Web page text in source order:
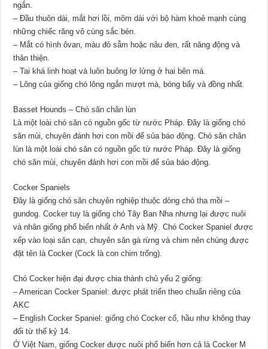
ngắn.
– Đầu thuôn dài, mắt hơi lồi, mõm dài với bộ hàm khoẻ mạnh cùng
những chiếc răng vô cùng sắc bén.
– Mắt có hình ôvan, màu đỏ sẫm hoặc nâu đen, rất năng động và
thân thiện.
– Tai khá linh hoạt và luôn buông lơ lửng ở hai bên má.
– Lông của giống chó lông ngắn mượt mà, bóng bẩy và đồng nhất.
Basset Hounds – Chó săn chân lùn
Là một loài chó săn có nguồn gốc từ nước Pháp. Đây là giống chó
săn mùi, chuyên đánh hơi con mồi để sủa báo động. Chó săn chân
lùn là một loài chó săn có nguồn gốc từ nước Pháp. Đây là giống
chó săn mùi, chuyên đánh hơi con mồi để sủa báo động.
Cocker Spaniels
Đây là giống chó săn chuyên nghiệp thuộc dòng chó tha mồi –
gundog. Cocker tuy là giống chó Tây Ban Nha nhưng lại được nuôi
và nhân giống phổ biến nhất ở Anh và Mỹ. Chó Cocker Spaniel được
xếp vào loại săn cạn, chuyên săn gà rừng và chim nên chúng được
đặt tên là Cocker (Cock là con chim trống).
Chó Cocker hiện đại được chia thành chủ yếu 2 giống:
– American Cocker Spaniel: được phát triển theo chuẩn riêng của
AKC
– English Cocker Spaniel: giống chó Cocker cổ, hầu như không thay
đổi từ thế kỷ 14.
Ở Việt Nam, giống Cocker được nuôi phổ biến hơn cả là Cocker M